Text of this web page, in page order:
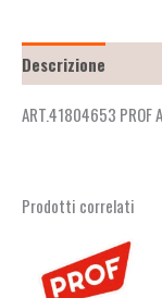
Descrizione
ART.41804653 PROF
Prodotti correlati